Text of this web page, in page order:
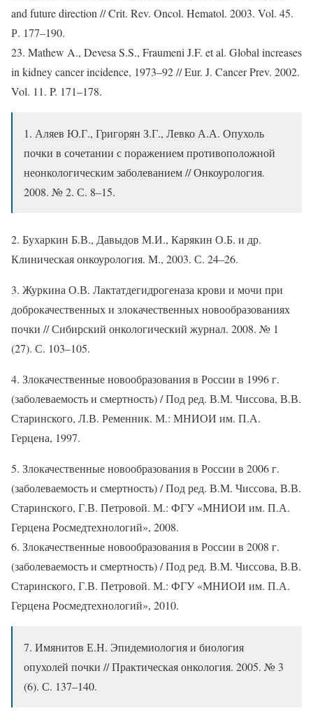
and future direction // Crit. Rev. Oncol. Hematol. 2003. Vol. 45.
Р. 177–190.
23. Mathew A., Devesa S.S., Fraumeni J.F. et al. Global increases
in kidney cancer incidence, 1973–92 // Eur. J. Cancer Prev. 2002.
Vol. 11. P. 171–178.
1. Аляев Ю.Г., Григорян З.Г., Левко А.А. Опухоль
почки в сочетании с поражением противоположной
неонкологическим заболеванием // Онкоурология.
2008. № 2. С. 8–15.
2. Бухаркин Б.В., Давыдов М.И., Карякин О.Б. и др.
Клиническая онкоурология. М., 2003. С. 24–26.
3. Журкина О.В. Лактатдегидрогеназа крови и мочи при
доброкачественных и злокачественных новообразованиях
почки // Сибирский онкологический журнал. 2008. № 1
(27). С. 103–105.
4. Злокачественные новообразования в России в 1996 г.
(заболеваемость и смертность) / Под ред. В.М. Чиссова, В.В.
Старинского, Л.В. Ременник. М.: МНИОИ им. П.А.
Герцена, 1997.
5. Злокачественные новообразования в России в 2006 г.
(заболеваемость и смертность) / Под ред. В.М. Чиссова, В.В.
Старинского, Г.В. Петровой. М.: ФГУ «МНИОИ им. П.А.
Герцена Росмедтехнологий», 2008.
6. Злокачественные новообразования в России в 2008 г.
(заболеваемость и смертность) / Под ред. В.М. Чиссова, В.В.
Старинского, Г.В. Петровой. М.: ФГУ «МНИОИ им. П.А.
Герцена Росмедтехнологий», 2010.
7. Имянитов Е.Н. Эпидемиология и биология
опухолей почки // Практическая онкология. 2005. № 3
(6). С. 137–140.